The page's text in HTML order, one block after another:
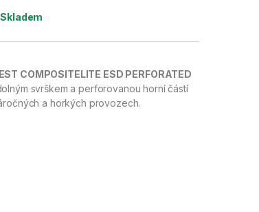
Skladem
COMPOSITELITE ESD PERFORATED
svrškem a perforovanou horní částí
a horkých provozech.